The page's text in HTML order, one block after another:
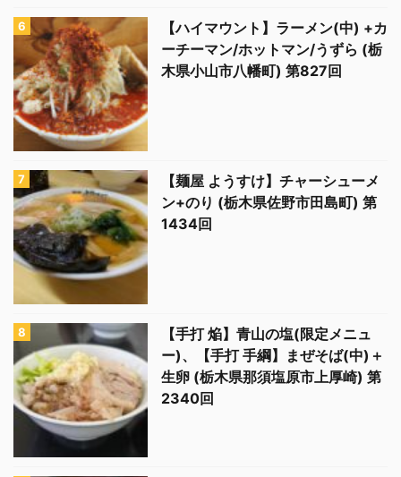
【ハイマウント】ラーメン(中) +カ
ーチーマン/ホットマン/うずら (栃
木県小山市八幡町) 第827回
【麺屋 ようすけ】チャーシューメ
ン+のり (栃木県佐野市田島町) 第
1434回
【手打 焔】青山の塩(限定メニュ
ー)、【手打 手綱】まぜそば(中)＋
生卵 (栃木県那須塩原市上厚崎) 第
2340回